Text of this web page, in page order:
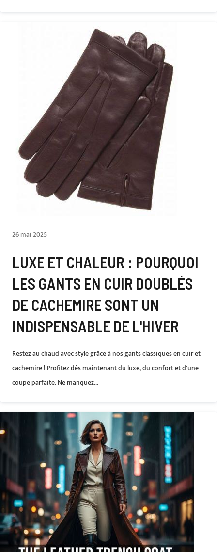
26 mai 2025
LUXE ET CHALEUR : POURQUOI
LES GANTS EN CUIR DOUBLÉS
DE CACHEMIRE SONT UN
INDISPENSABLE DE L'HIVER
Restez au chaud avec style grâce à nos gants classiques en cuir et
cachemire ! Profitez dès maintenant du luxe, du confort et d'une
coupe parfaite. Ne manquez...